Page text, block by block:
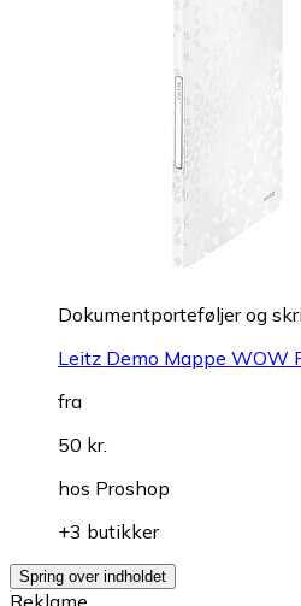
Dokumentporteføljer og
Leitz Demo Mappe WOW
fra
50 kr.
hos Proshop
+3 butikker
Spring over indholdet